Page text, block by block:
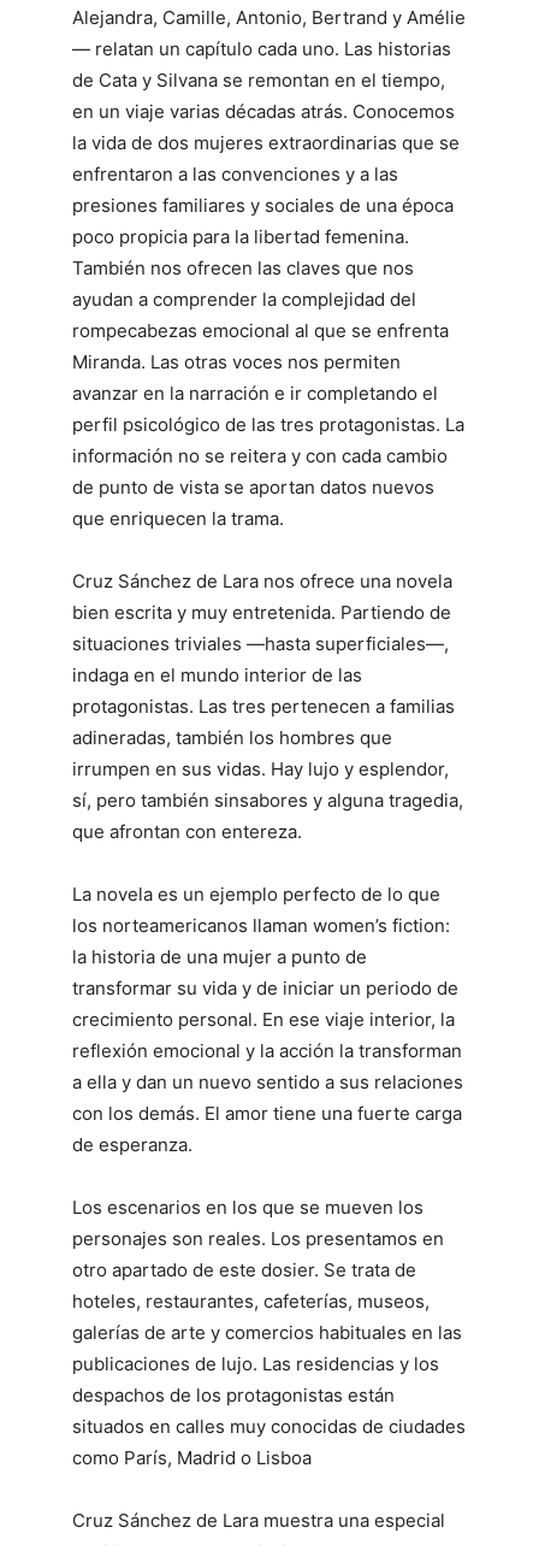
Alejandra, Camille, Antonio, Bertrand y Amélie
— relatan un capítulo cada uno. Las historias
de Cata y Silvana se remontan en el tiempo,
en un viaje varias décadas atrás. Conocemos
la vida de dos mujeres extraordinarias que se
enfrentaron a las convenciones y a las
presiones familiares y sociales de una época
poco propicia para la libertad femenina.
También nos ofrecen las claves que nos
ayudan a comprender la complejidad del
rompecabezas emocional al que se enfrenta
Miranda. Las otras voces nos permiten
avanzar en la narración e ir completando el
perfil psicológico de las tres protagonistas. La
información no se reitera y con cada cambio
de punto de vista se aportan datos nuevos
que enriquecen la trama.
Cruz Sánchez de Lara nos ofrece una novela
bien escrita y muy entretenida. Partiendo de
situaciones triviales —hasta superficiales—,
indaga en el mundo interior de las
protagonistas. Las tres pertenecen a familias
adineradas, también los hombres que
irrumpen en sus vidas. Hay lujo y esplendor,
sí, pero también sinsabores y alguna tragedia,
que afrontan con entereza.
La novela es un ejemplo perfecto de lo que
los norteamericanos llaman women’s fiction:
la historia de una mujer a punto de
transformar su vida y de iniciar un periodo de
crecimiento personal. En ese viaje interior, la
reflexión emocional y la acción la transforman
a ella y dan un nuevo sentido a sus relaciones
con los demás. El amor tiene una fuerte carga
de esperanza.
Los escenarios en los que se mueven los
personajes son reales. Los presentamos en
otro apartado de este dosier. Se trata de
hoteles, restaurantes, cafeterías, museos,
galerías de arte y comercios habituales en las
publicaciones de lujo. Las residencias y los
despachos de los protagonistas están
situados en calles muy conocidas de ciudades
como París, Madrid o Lisboa
Cruz Sánchez de Lara muestra una especial